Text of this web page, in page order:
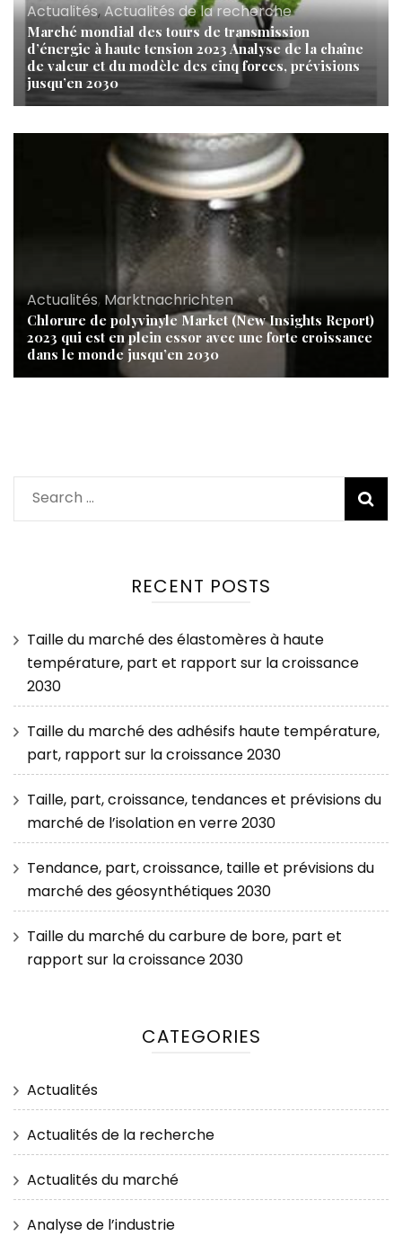
Actualités,Actualités de la recherche
Marché mondial des tours de transmission
d’énergie à haute tension 2023 Analyse de la chaîne
de valeur et du modèle des cinq forces, prévisions
jusqu’en 2030
Actualités, Marktnachrichten
Chlorure de polyvinyle Market (New Insights Report)
2023 qui est en plein essor avec une forte croissance
dans le monde jusqu’en 2030
Search
for:
RECENT POSTS
Taille du marché des élastomères à haute
température, part et rapport sur la croissance
2030
Taille du marché des adhésifs haute température,
part, rapport sur la croissance 2030
Taille, part, croissance, tendances et prévisions du
marché de l’isolation en verre 2030
Tendance, part, croissance, taille et prévisions du
marché des géosynthétiques 2030
Taille du marché du carbure de bore, part et
rapport sur la croissance 2030
CATEGORIES
Actualités
Actualités de la recherche
Actualités du marché
Analyse de l’industrie